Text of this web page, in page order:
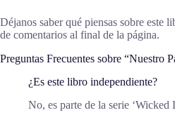
Déjanos saber qué piensas sobre este
de comentarios al final de la página.
Preguntas Frecuentes sobre “Nuestro
¿Es este libro independiente?
No, es parte de la serie ‘Wicked